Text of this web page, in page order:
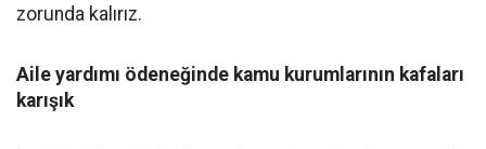
zorunda kalırız.
Aile yardımı ödeneğinde kamu kurumlarının kafaları
karışık